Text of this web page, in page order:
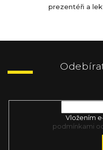
prezentéři a
Z
Vložením
podmínkami